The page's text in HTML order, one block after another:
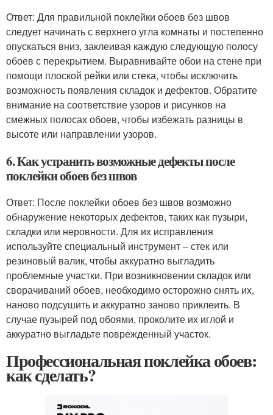
Ответ: Для правильной поклейки обоев без швов
следует начинать с верхнего угла комнаты и постепенно
опускаться вниз, заклеивая каждую следующую полосу
обоев с перекрытием. Выравнивайте обои на стене при
помощи плоской рейки или стека, чтобы исключить
возможность появления складок и дефектов. Обратите
внимание на соответствие узоров и рисунков на
смежных полосах обоев, чтобы избежать разницы в
высоте или направлении узоров.
6. Как устранить возможные дефекты после
поклейки обоев без швов
Ответ: После поклейки обоев без швов возможно
обнаружение некоторых дефектов, таких как пузыри,
складки или неровности. Для их исправления
используйте специальный инструмент – стек или
резиновый валик, чтобы аккуратно выгладить
проблемные участки. При возникновении складок или
сворачиваний обоев, необходимо осторожно снять их,
наново подсушить и аккуратно заново приклеить. В
случае пузырей под обоями, проколите их иглой и
аккуратно выгладьте поврежденный участок.
Профессиональная поклейка обоев:
как сделать?